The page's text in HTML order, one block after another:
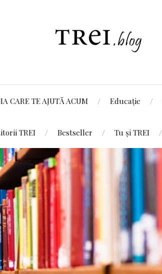
CARE TE AJUTĂ ACUM Educație
TREI Bestseller Tu și TREI